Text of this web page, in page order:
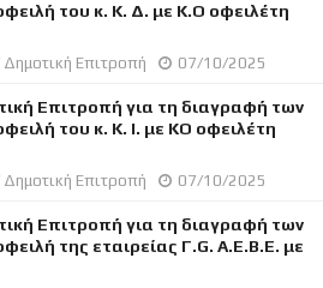
του κ. Κ. Δ. με Κ.Ο οφειλέτη
Επιτροπή 07/10/2025
Επιτροπή για τη διαγραφή των
του κ. Κ. Ι. με ΚΟ οφειλέτη
Επιτροπή 07/10/2025
Επιτροπή για τη διαγραφή των
της εταιρείας Γ.G. Α.Ε.Β.Ε. με